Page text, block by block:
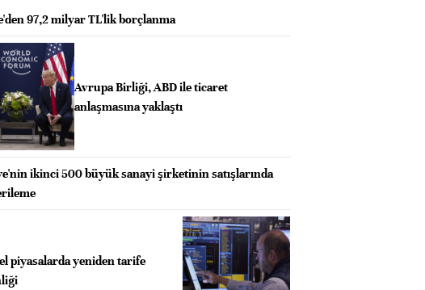
97,2 milyar TL'lik borçlanma
Avrupa Birliği, ABD ile ticaret
anlaşmasına yaklaştı
ikinci 500 büyük sanayi şirketinin satışlarında
piyasalarda yeniden tarife